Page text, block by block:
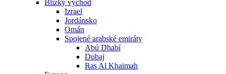
Blízký východ
Izrael
Jordánsko
Omán
Spojené arabské emiráty
Abú Dhabí
Dubaj
Ras Al Khaimah